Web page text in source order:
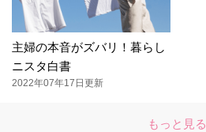
主婦の本音がズバリ！暮らし
ニスタ白書
2022年07年17日更新
もっと見る